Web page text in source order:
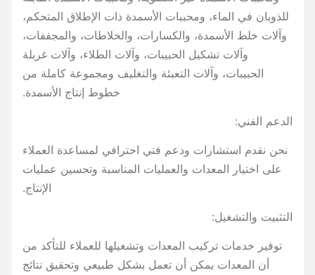
للذوبان في الماء، ومحببات الأسمدة ذات الإطلاق المتحكم،
وآلات خلط الأسمدة، والكسارات، والخلاطات، والمجففات،
وآلات تشكيل الحبيبات، وآلات الطلاء، وآلات غربلة
الحبيبات، وآلات التعبئة والتغليف ومجموعة كاملة من
خطوط إنتاج الأسمدة.
الدعم الفني:
نحن نقدم استشارات ودعم فني احترافي لمساعدة العملاء
على اختيار المعدات والعمليات المناسبة وتحسين عمليات
الإنتاج.
التثبيت والتشغيل:
توفير خدمات تركيب المعدات وتشغيلها للعملاء للتأكد من
أن المعدات يمكن أن تعمل بشكل طبيعي وتحقيق نتائج